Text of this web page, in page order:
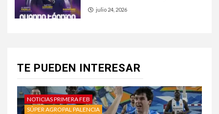
julio 24, 2026
TE PUEDEN INTERESAR
NOTICIAS PRIMERA FEB
SÚPER AGROPAL PALENCIA